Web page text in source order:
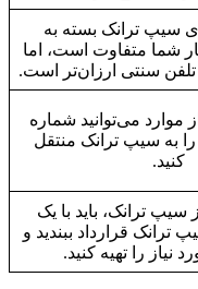
سیپ ترانک بسته به
شما متفاوت است، اما
سنتی ارزان‌تر است.
موارد می‌توانید شماره
به سیپ ترانک منتقل
کنید.
سیپ ترانک، باید با یک
قرارداد ببندید و
نیاز را تهیه کنید.